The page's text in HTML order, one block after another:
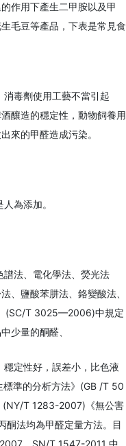
作用下產生二甲胺以及甲
毛豆等產品，下表是常見食
毒劑使用工藝不當引起
釀造的穩定性，動物飼養用
來的甲醛造成污染。
為添加。
譜法、電化學法、熒光法
、鹽酸苯肼法、鉻變酸法、
(SC/T 3025—2006)中規定
少量的酮醛、
定性好，誤差小，比色液
準的分析方法》(GB /T 50
T 1283-2007)《無公害
法均為甲醛定量方法。目